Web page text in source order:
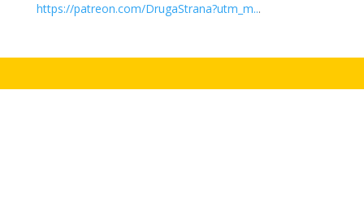
https://patreon.com/DrugaStrana?utm_m...